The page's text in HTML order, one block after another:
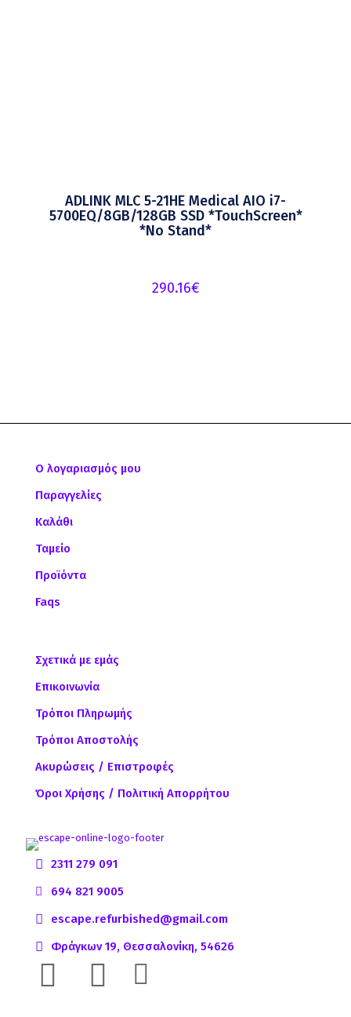
ADLINK MLC 5-21HE Medical AIO i7-
5700EQ/8GB/128GB SSD *TouchScreen*
*No Stand*
290.16€
Ο λογαριασμός μου
Παραγγελίες
Καλάθι
Ταμείο
Προϊόντα
Faqs
Σχετικά με εμάς
Επικοινωνία
Τρόποι Πληρωμής
Τρόποι Αποστολής
Ακυρώσεις / Επιστροφές
Όροι Χρήσης / Πολιτική Απορρήτου
2311 279 091
694 821 9005
escape.refurbished@gmail.com
Φράγκων 19, Θεσσαλονίκη, 54626